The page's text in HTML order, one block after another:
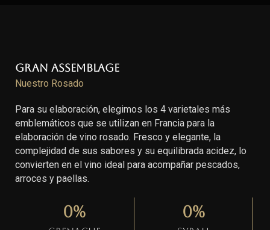
Gran Assemblage
Nuestro Rosado
Para su elaboración, elegimos los 4 varietales más
emblemáticos que se utilizan en Francia para la
elaboración de vino rosado. Fresco y elegante, la
complejidad de sus sabores y su equilibrada acidez, lo
convierten en el vino ideal para acompañar pescados,
arroces y paellas.
0% 0%